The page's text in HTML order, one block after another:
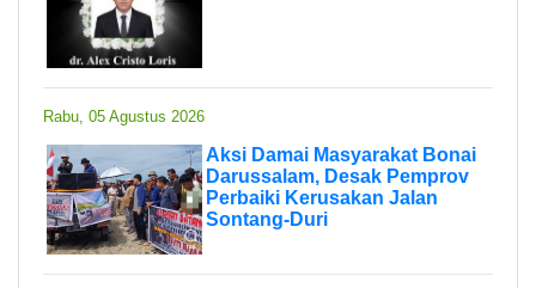
Rabu, 05 Agustus 2026
Aksi Damai Masyarakat Bonai
Darussalam, Desak Pemprov
Perbaiki Kerusakan Jalan
Sontang-Duri